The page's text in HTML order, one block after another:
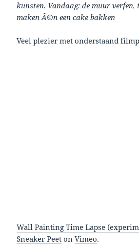
kunsten. Vandaag: de muur
maken Ã©n een cake bakken
Veel plezier met onderstaand
Wall Painting Time Lapse
Sneaker Peet onVimeo.